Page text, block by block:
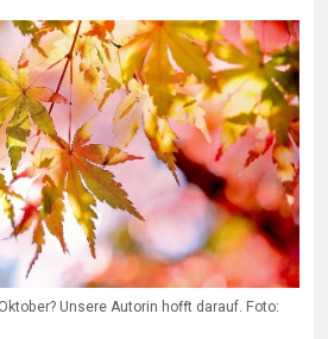
Unsere Autorin hofft darauf. Foto: